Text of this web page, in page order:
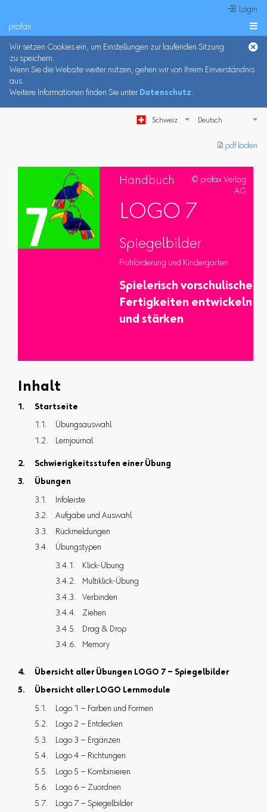
 Login
profax 
Wir setzen Cookies ein, um Einstellungen zur laufenden Sitzung
zu speichern.
Wenn Sie die Website weiter nutzen, gehen wir von Ihrem Einverständnis
aus.
Weitere Informationen finden Sie unter Datenschutz.
Schweiz
︎ pdf laden
Handbuch
© profax Verlag
AG
LOGO 7
Spiegelbilder
Frühförderung und Kindergarten
Spielerisch vorschulische
Fertigkeiten entwickeln
und stärken
Inhalt
Startseite
Übungsauswahl
Lernjournal
Schwierigkeitsstufen einer Übung
Übungen
Infoleiste
Aufgabe und Auswahl
Rückmeldungen
Übungstypen
Klick-Übung
Multiklick-Übung
Verbinden
Ziehen
Drag & Drop
Memory
Übersicht aller Übungen LOGO 7 – Spiegelbilder
Übersicht aller LOGO Lernmodule
Logo 1 – Farben und Formen
Logo 2 – Entdecken
Logo 3 – Ergänzen
Logo 4 – Richtungen
Logo 5 – Kombinieren
Logo 6 – Zuordnen
Logo 7 – Spiegelbilder